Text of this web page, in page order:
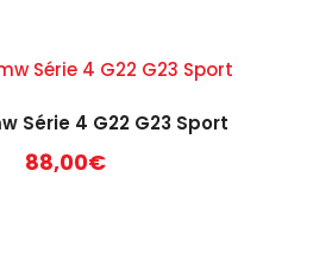
Série 4 G22 G23 Sport
88,00€